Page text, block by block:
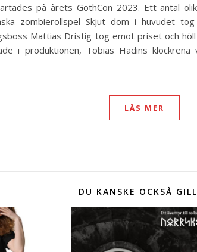
på årets GothCon 2023. Ett antal
zombierollspel Skjut dom i huvudet
Mattias Dristig tog emot priset och
i produktionen, Tobias Hadins
LÄS MER
DU KANSKE OCKSÅ